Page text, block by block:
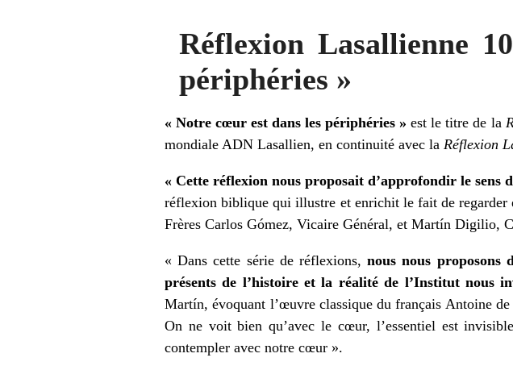
Réflexion Lasallienne
périphéries »
« Notre cœur est dans les périphéries »est le titre de la
mondiale ADN Lasallien, en continuité avec la Réflexion
« Cette réflexion nous proposait d’approfondir le sens
réflexion biblique qui illustre et enrichit le fait de regarder
Frères Carlos Gómez, Vicaire Général, et Martín Digilio,
« Dans cette série de réflexions,nous nous
présents de l’histoire et la réalité de l’Institut nous
Martín, évoquant l’œuvre classique du français Antoine de
On ne voit bien qu’avec le cœur, l’essentiel est
contempler avec notre cœur ».